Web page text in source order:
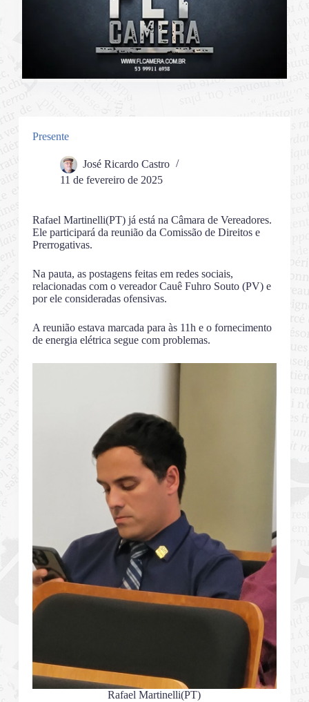
Presente
José Ricardo Castro
11 de fevereiro de 2025
Rafael Martinelli(PT) já está na Câmara de Vereadores.
Ele participará da reunião da Comissão de Direitos e
Prerrogativas.
Na pauta, as postagens feitas em redes sociais,
relacionadas com o vereador Cauê Fuhro Souto (PV) e
por ele consideradas ofensivas.
A reunião estava marcada para às 11h e o fornecimento
de energia elétrica segue com problemas.
Rafael Martinelli(PT)